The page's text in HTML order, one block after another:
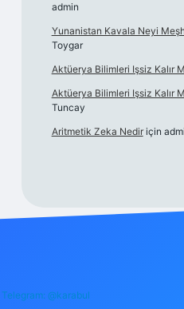
admin
Yunanistan Kavala Neyi
Toygar
Aktüerya Bilimleri Işsiz Kalır
Aktüerya Bilimleri Işsiz Kalır
Tuncay
Aritmetik Zeka Nediriçin
Telegram: @karabul